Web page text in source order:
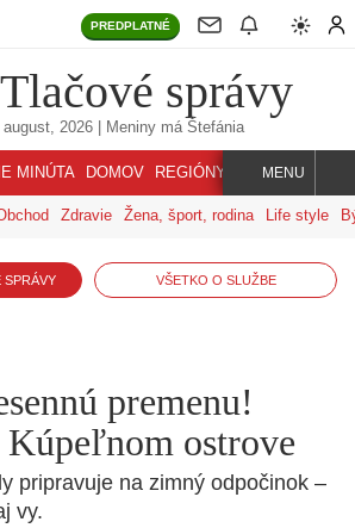
PREDPLATNÉ
Tlačové správy
2026 | Meniny má Štefánia
MINÚTA DOMOV REGIÓNY INDEX SVET
MENU
Zdravie Žena, šport, rodina Life style
SPRÁVY VŠETKO O SLUŽBE
premenu!
Kúpeľnom ostrove
pripravuje na zimný odpočinok –
vy.